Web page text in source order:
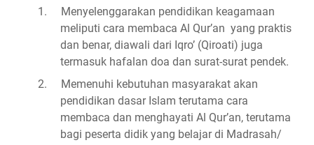
1.
Menyelenggarakan pendidikan keagamaan
meliputi cara membaca Al Qur’an yang praktis
dan benar, diawali dari Iqro’ (Qiroati) juga
termasuk hafalan doa dan surat-surat pendek.
2.
Memenuhi kebutuhan masyarakat akan
pendidikan dasar Islam terutama cara
membaca dan menghayati Al Qur’an, terutama
bagi peserta didik yang belajar di Madrasah/